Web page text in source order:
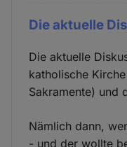
Die aktuelle
Die aktuelle
katholische
Sakramente) und
Nämlich dann,
- und der wollte